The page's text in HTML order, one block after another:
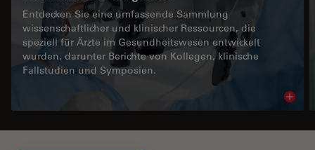
Entdecken Sie eine umfassende Sammlung
wissenschaftlicher und klinischer Ressourcen, die
speziell für Ärzte im Gesundheitswesen entwickelt
wurden, darunter Berichte von Kollegen, klinische
Fallstudien und Symposien.